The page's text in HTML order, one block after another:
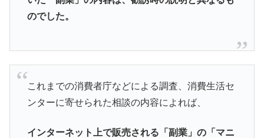
のでした。
これまでの消費者庁などによる調査、消費生活セ
ンターに寄せられた相談の内容によれば、
インターネット上で販売される「副業」の「マニ